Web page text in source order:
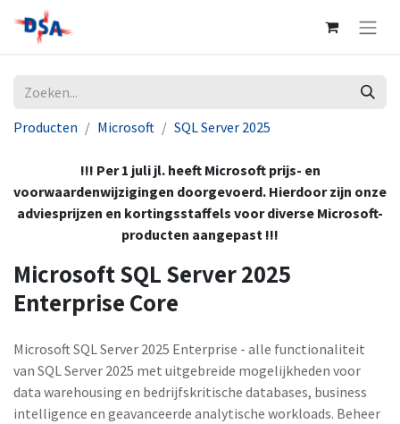
Producten Microsoft SQL Server 2025
!!! Per 1 juli jl. heeft Microsoft prijs- en
voorwaardenwijzigingen doorgevoerd. Hierdoor zijn onze
adviesprijzen en kortingsstaffels voor diverse Microsoft-
producten aangepast !!!
Microsoft SQL Server 2025
Enterprise Core
Microsoft SQL Server 2025 Enterprise - alle functionaliteit
van SQL Server 2025 met uitgebreide mogelijkheden voor
data warehousing en bedrijfskritische databases, business
intelligence en geavanceerde analytische workloads. Beheer